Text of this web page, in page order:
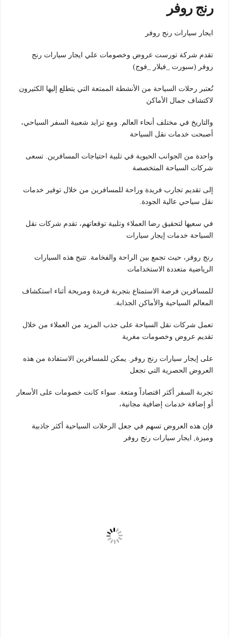
رنج روفر
ايجار سيارات رنج روفر
تقدم شركة تورست عروض وخصومات علي ايجار سيارات رنج
روفر (سبورت _فيلار _فوج)
تُعتبر رحلات السياحة من الأنشطة الممتعة التي يتطلع إليها الكثيرون
لاكتشاف جمال الأماكن
والتاريخ في مختلف أنحاء العالم. ومع تزايد شعبية السفر السياحي،
أصبحت خدمات نقل السياحة
واحدة من الجوانب الحيوية في تلبية احتياجات المسافرين. تسعى
شركات السياحة المتخصصة
إلى تقديم تجارب فريدة وراحة للمسافرين من خلال توفير خدمات
نقل سياحي عالية الجودة.
في سعيها لتحقيق رضا العملاء وتلبية توقعاتهم، تقدم شركات نقل
السياحة خدمات إيجار سيارات
رنج روفر، حيث تجمع بين الراحة والفخامة. تتيح هذه السيارات
الرياضية متعددة الاستخدامات
للمسافرين فرصة الاستمتاع بتجربة فريدة ومريحة أثناء استكشاف
المعالم السياحية والأماكن الجذابة.
تعمل شركات نقل السياحة على جذب المزيد من العملاء من خلال
تقديم عروض وخصومات مغرية
على إيجار سيارات رنج روفر. يمكن للمسافرين الاستفادة من هذه
العروض الحصرية التي تجعل
تجربة السفر أكثر اقتصاداً ومتعة. سواء كانت خصومات على الأسعار
أو إضافة خدمات إضافية مجانية،
فإن هذه العروض تسهم في جعل الرحلات السياحية أكثر جاذبية
وميزة, ايجار سيارات رنج روفر